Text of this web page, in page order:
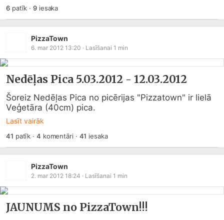
6patīk ·9iesaka
PizzaTown
6. mar 2012 13:20 · Lasīšanai 1 min
Nedēļas Pica 5.03.2012 - 12.03.2012
Šoreiz Nedēļas Pica no picērijas "Pizzatown" ir lielā
Veģetāra (40cm) pica.
Lasīt vairāk
41 patīk · 4 komentāri · 41 iesaka
PizzaTown
2. mar 2012 18:24 · Lasīšanai 1 min
JAUNUMS no PizzaTown!!!